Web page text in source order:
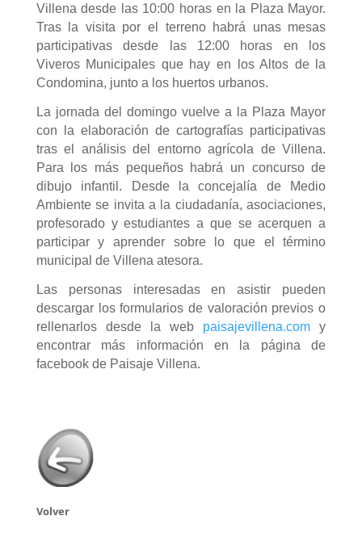
Villena desde las 10:00 horas en la Plaza Mayor.
Tras la visita por el terreno habrá unas mesas
participativas desde las 12:00 horas en los
Viveros Municipales que hay en los Altos de la
Condomina, junto a los huertos urbanos.
La jornada del domingo vuelve a la Plaza Mayor
con la elaboración de cartografías participativas
tras el análisis del entorno agrícola de Villena.
Para los más pequeños habrá un concurso de
dibujo infantil. Desde la concejalía de Medio
Ambiente se invita a la ciudadanía, asociaciones,
profesorado y estudiantes a que se acerquen a
participar y aprender sobre lo que el término
municipal de Villena atesora.
Las personas interesadas en asistir pueden
descargar los formularios de valoración previos o
rellenarlos desde la web paisajevillena.com y
encontrar más información en la página de
facebook de Paisaje Villena.
Volver